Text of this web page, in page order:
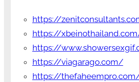
https://
https://
https://
https://viagarago.com/
https://